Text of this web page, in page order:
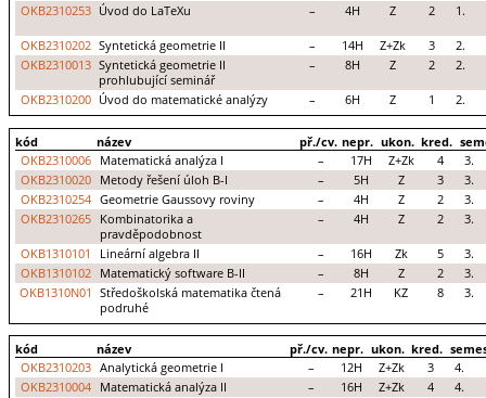
OKB2310253 Úvod do LaTeXu – 4H Z 2 1.
OKB2310202 Syntetická geometrie II – 14H Z+Zk 3
2.
OKB2310013 Syntetická geometrie II
prohlubující seminář
– 8H Z 2 2.
OKB2310200 Úvod do matematické analýzy – 6H Z 1 2.
kód název př./cv. nepr. ukon. kred.
OKB2310006
Matematická analýza I – 17H Z+Zk 4
3.
OKB2310020
Metody řešení úloh B-I – 5H Z 3
3.
OKB2310254 Geometrie Gaussovy roviny – 4H Z 2
3.
OKB2310265
Kombinatorika a
pravděpodobnost
– 4H Z 2 3.
OKB1310101 Lineární algebra II – 16H Zk 5
3.
OKB1310102
Matematický software B-II – 8H Z 2
3.
OKB1310N01
Středoškolská matematika čtená
podruhé
– 21H KZ 8 3.
kód název př./cv. nepr. ukon. kred.
OKB2310203 Analytická geometrie I – 12H Z+Zk 3
4.
OKB2310004
Matematická analýza II – 16H Z+Zk 4
4.